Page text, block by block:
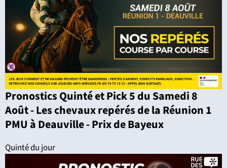
Pronostics Quinté et Pick 5 du Samedi 8
Août - Les chevaux repérés de la Réunion 1
PMU à Deauville - Prix de Bayeux
Quinté du jour